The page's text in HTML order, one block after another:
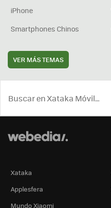
iPhone
Smartphones Chinos
VER MÁS TEMAS
Xataka
Applesfera
Mundo Xiaomi